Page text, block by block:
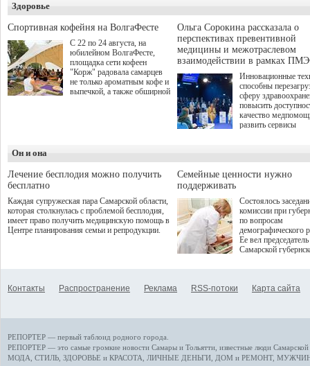
а сам он
Здоровье
Спортивная кофейня на ВолгаФесте
С 22 по 24 августа, на
юбилейном ВолгаФесте,
площадка сети кофеен
"Корж" радовала самарцев
не только ароматным кофе и
выпечкой, а также обширной
Ольга Сорокина рассказала о
перспективах превентивной
медицины и межотраслевом
взаимодействии в рамках
Инновационные
способны
сферу
повысить
качество
развить сервисы
определенными
К ним можно
возникающие при
данными
более динамичного
проникновения
сегмент
отраслевое
рассказала Ольга
ходе сессии
качества жизни" в
ПМЭФ 2025. В
Он и она
Лечение бесплодия можно получить
бесплатно
Каждая супружеская пара Самарской области,
которая столкнулась с проблемой бесплодия,
имеет право получить медицинскую помощь в
Центре планирования семьи и репродукции.
Семейные ценности нужно
поддерживать
Состоялось
комиссии при
по вопросам
демографического
Ее вел председатель
Самарской
Контакты Распространение Реклама RSS-потоки Карта сайта
РЕПОРТЕР — первый таблоид родного города.
РЕПОРТЕР — это самые громкие новости Самары и Тольятти, известные люди
МОДА, СТИЛЬ ЗДОРОВЬЕ и КРАСОТА ЛИЧНЫЕ ДЕНЬГИ ДОМ и РЕМОНТ,